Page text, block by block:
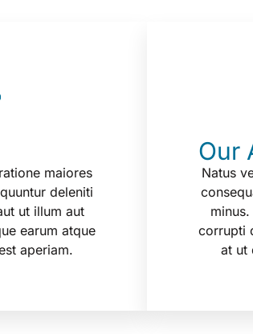
maiores
deleniti
ut illum aut
earum atque
aperiam.
Our
Natus
corrupti
at ut